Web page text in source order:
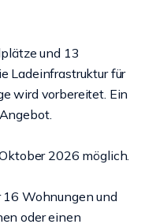
und 13
Ladeinfrastruktur für
wird vorbereitet. Ein
2026 möglich.
16 Wohnungen und
oder einen